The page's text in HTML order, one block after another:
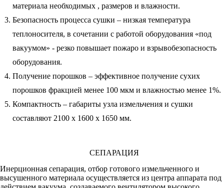
материала необходимых , размеров и влажности.
Безопасность процесса сушки – низкая температура
теплоносителя, в сочетании с работой оборудования «под
вакуумом» - резко повышает пожаро и взрывобезопасность
оборудования.
Получение порошков – эффективное получение сухих
порошков фракцией менее 100 мкм и влажностью менее 1%.
Компактность – габариты узла измельчения и сушки
составляют 2100 х 1600 х 1650 мм.
СЕПАРАЦИЯ
Инерционная сепарация, отбор готового измельченного и
высушенного материала осуществляется из центра аппарата под